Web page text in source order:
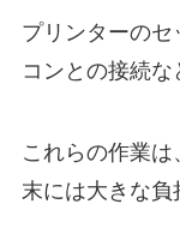
プリンターの
コンとの接続な
これらの作業
末には大きな負